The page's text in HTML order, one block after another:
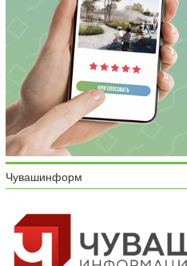
Чувашинформ